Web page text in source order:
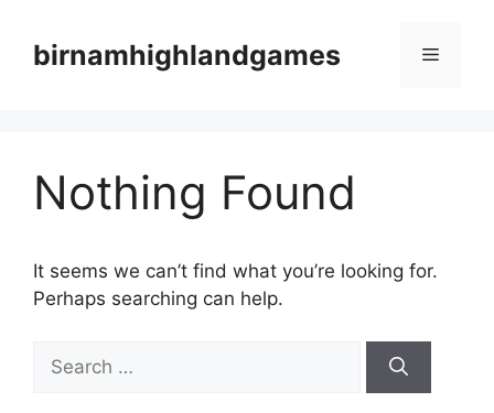
contentbirnamhighlandgames Menu
Nothing Found
It seems we can’t find what you’re looking for.
Perhaps searching can help.
for: